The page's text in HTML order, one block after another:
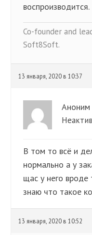
воспроизводится.
Co-founder and
Soft8Soft.
13 января, 2020 в 10:37
Аноним
В том то всё и
нормально а у
щас у него
знаю что такое
13 января, 2020 в 10:52